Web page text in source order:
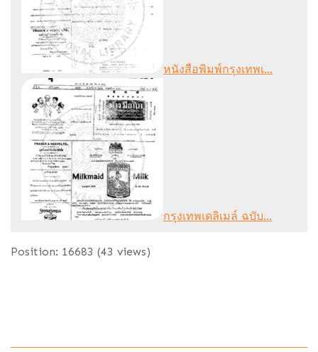
หนังสือพิมพ์กรุงเทพเ...
กรุงเทพเดลิเมล์ ฉบับ...
Position: 16683 (43 views)